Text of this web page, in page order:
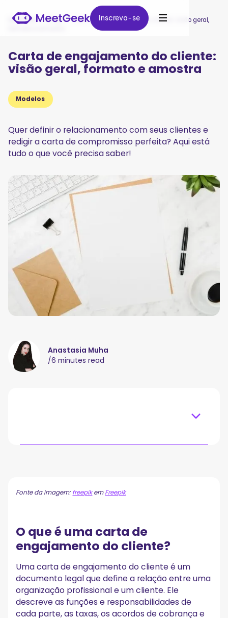
Inscreva-se
Inscreva-se
MeetGeek / Blog / Carta de engajamento do cliente: visão geral,
Carta de engajamento do cliente:
visão geral, formato e amostra
Modelos
Quer definir o relacionamento com seus clientes e
redigir a carta de compromisso perfeita? Aqui está
tudo o que você precisa saber!
Anastasia Muha
/6 minutes read
A. Eles são juridicamente vinculativos
Formato de carta de compromisso
1. Identificação
2. Detalhes do serviço
3. Responsabilidades de cada parte
4. Padrões profissionais
5. Estrutura de taxas, pagamento de retenção e outros
custos
6. Período de engajamento e data de término
7. Disposições de resolução de disputas
Fonte da imagem:freepikemFreepik
O que é uma carta de
engajamento do cliente?
Uma carta de engajamento do cliente é um
documento legal que define a relação entre uma
organização profissional e um cliente. Ele
descreve as funções e responsabilidades de
cada parte, as taxas, os acordos de cobrança e